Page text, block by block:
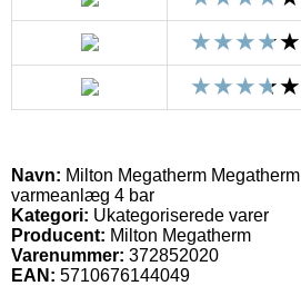
Navn: Milton Megatherm
varmeanlæg 4 bar
Kategori: Ukategoriserede varer
Producent: Milton Megatherm
Varenummer: 372852020
EAN: 5710676144049